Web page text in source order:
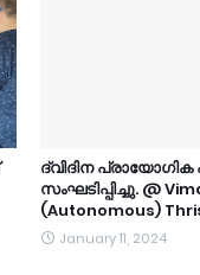
ദ്വിദിന പ്രായോഗിക
സംഘടിപ്പിച്ചു. @
(Autonomous)
January 11, 2024